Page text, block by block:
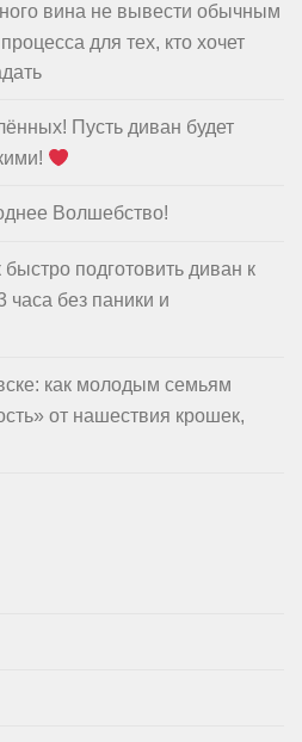
вина не вывести обычным
для тех, кто хочет
Пусть диван будет
Волшебство!
подготовить диван к
без паники и
как молодым семьям
от нашествия крошек,